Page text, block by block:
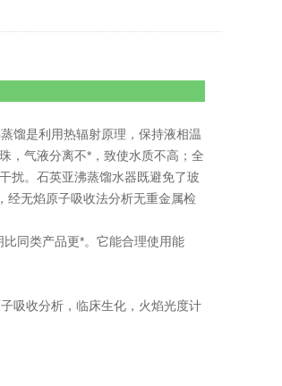
馏是利用热辐射原理，保持液相温
，气液分离不*，致使水质不高；全
扰。石英亚沸蒸馏水器既避免了玻
经无焰原子吸收法分析无重金属检
同类产品更*。它能合理使用能
吸收分析，临床生化，火焰光度计